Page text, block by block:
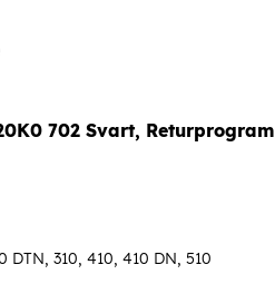
702 Svart, Returprogram
DTN, 310, 410, 410 DN, 510